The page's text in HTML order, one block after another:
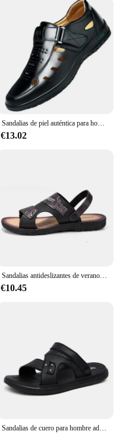
Sandalias de piel auténtica para hombre, zapatos informales transpirables, zuecos antideslizantes para exteriores, Sandalias de playa hechas a mano para verano
€13.02
Sandalias antideslizantes de verano para Hombre, zapatos informales de playa, senderismo, agua
€10.45
Sandalias de cuero para hombre adulto, zapatos de marca originales, sandalias para exteriores, Sandalias cómodas de tendencia, 2024